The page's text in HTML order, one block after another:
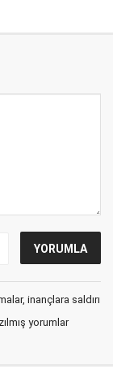
inançlara saldırı
yorumlar